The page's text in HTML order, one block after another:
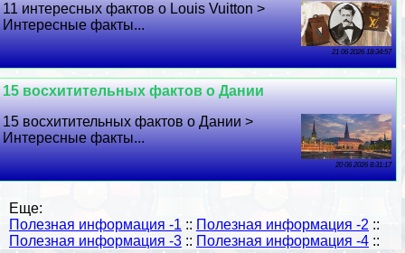
11 интересных фактов о Louis Vuitton >
Интересные факты...
21 06 2026 18:34:57
15 восхитительных фактов о Дании
15 восхитительных фактов о Дании >
Интересные факты...
20 06 2026 8:31:17
Еще:
Полезная информация -1 :: Полезная информация -2 ::
Полезная информация -3 :: Полезная информация -4 ::